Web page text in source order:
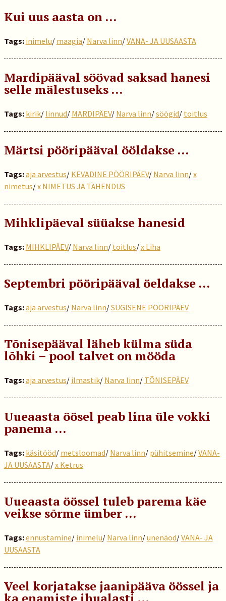
Kui uus aasta on …
Tags: inimelu/ maagia/ Narva linn/VANA- JA UUSAASTA
Mardipääval söövad saksad hanesi
selle mälestuseks …
Tags: kirik/ linnud/ MARDIPÄEV/ Narva linn/söögid/ toitlus
Märtsi pööripääval ööldakse ...
Tags:aja arvestus/ KEVADINE PÖÖRIPÄEV/ Narva linn/x
nimetus/x NIMETUS JA TÄHENDUS
Mihklipäeval süüakse hanesid
Tags: MIHKLIPÄEV/ Narva linn/ toitlus/x Liha
Septembri pööripääval öeldakse …
Tags:aja arvestus/ Narva linn/SÜGISENE PÖÖRIPÄEV
Tõnisepääval läheb külma süda
lõhki – pool talvet on mööda
Tags:aja arvestus/ ilmastik/ Narva linn/ TÕNISEPÄEV
Uueaasta öösel peab lina üle vokki
panema …
Tags: käsitööd/ metsloomad/ Narva linn/ pühitsemine/VANA-
JA UUSAASTA/x Ketrus
Uueaasta öössel tuleb parema käe
veikse sõrme ümber …
Tags:ennustamine/ inimelu/ Narva linn/unenäod/VANA- JA
UUSAASTA
Veel korjatakse jaanipääva öössel ja